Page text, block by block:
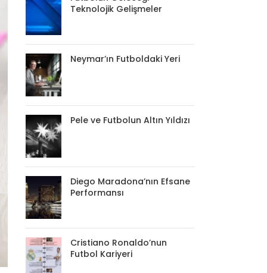
Teknolojik Gelişmeler
Neymar’ın Futboldaki Yeri
Pele ve Futbolun Altın Yıldızı
Diego Maradona’nın Efsane
Performansı
Cristiano Ronaldo’nun
Futbol Kariyeri